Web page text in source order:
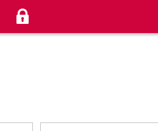
ACCÈS ADHÉRENTS